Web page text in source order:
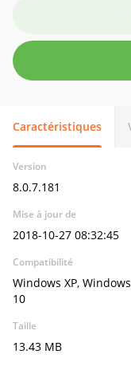
Caractéristiques
Version
8.0.7.181
Mise à jour de
2018-10-27 08:32:45
Compatibilité
Windows XP,
10
Taille
13.43 MB